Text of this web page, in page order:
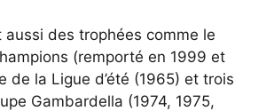
des trophées comme le
(remporté en 1999 et
de la Ligue d’été (1965) et trois
Gambardella (1974, 1975,